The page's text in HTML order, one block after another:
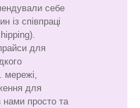
себе
із співпраці
для
мережі,
для
нами просто та